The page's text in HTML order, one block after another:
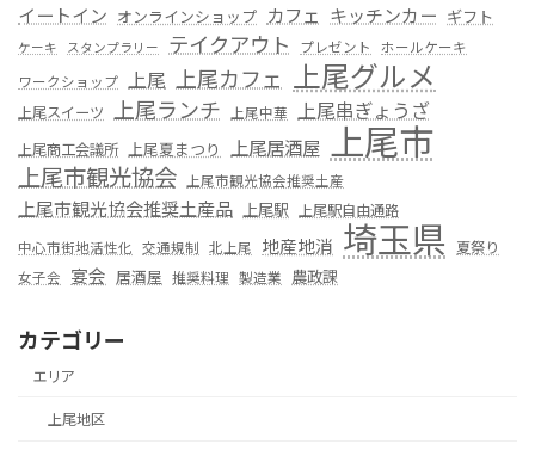
イートイン オンラインショップ カフェ キッチンカー ギフト
ケーキ スタンプラリー テイクアウト プレゼント
ホールケーキ
ワークショップ 上尾 上尾カフェ 上尾グルメ
上尾スイーツ 上尾ランチ 上尾中華 上尾串ぎょうざ
上尾商工会議所 上尾夏まつり 上尾居酒屋 上尾市
上尾市観光協会 上尾市観光協会推奨土産
上尾市観光協会推奨土産品 上尾駅 上尾駅自由通路
中心市街地活性化 交通規制 北上尾 地産地消 埼玉県 夏祭り
女子会 宴会 居酒屋 推奨料理 製造業 農政課
カテゴリー
エリア
上尾地区